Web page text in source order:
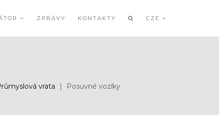
ZPRÁVY KONTAKTY CZE
vrata | Posuvné vozíky